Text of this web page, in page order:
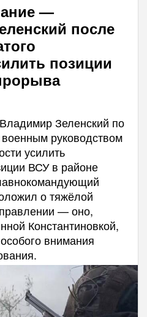
—
после
позиции
Зеленский по
руководством
усилить
ВСУ в районе
о тяжёлой
— оно,
Константиновкой,
внимания